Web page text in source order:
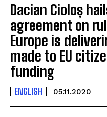
Dacian Cioloș
agreement on
Europe is
made to EU
funding
ENGLISH 05.11.2020